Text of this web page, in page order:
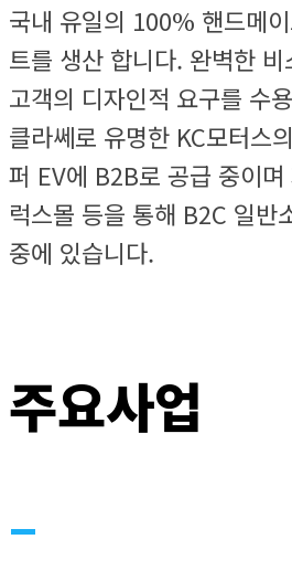
국내 유일의 100% 핸드메
트를 생산 합니다. 완벽한
고객의 디자인적 요구를 수
클라쎄로 유명한 KC모터스
퍼 EV에 B2B로 공급 중이
럭스몰 등을 통해 B2C 일반
중에 있습니다.
주요사업
–